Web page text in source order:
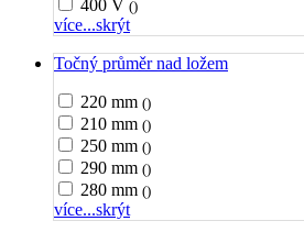
400 V ()
více...skrýt
Točný průměr nad ložem
220 mm ()
210 mm ()
250 mm ()
290 mm ()
280 mm ()
více...skrýt